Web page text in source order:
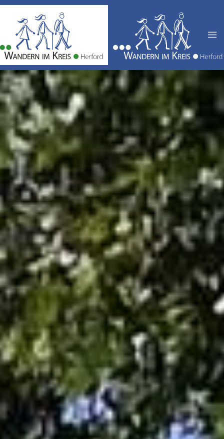
Zum Hauptinhalt springen